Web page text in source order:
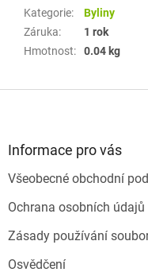
Kategorie:
Byliny
Záruka:
1 rok
Hmotnost: 0.04 kg
Informace pro vás
Všeobecné obchodní
Ochrana osobních údajů
Zásady používání
Osvědčení